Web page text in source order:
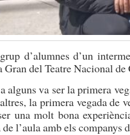
d’alumnes d’un
Gran del Teatre Nacional
alguns va ser la primera
la primera vegada de
una molt bona
l’aula amb els companys